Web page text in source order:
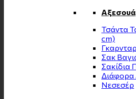
Τσάντα
cm)
Σακ
Σακίδια
Διάφορα
Νεσεσέρ